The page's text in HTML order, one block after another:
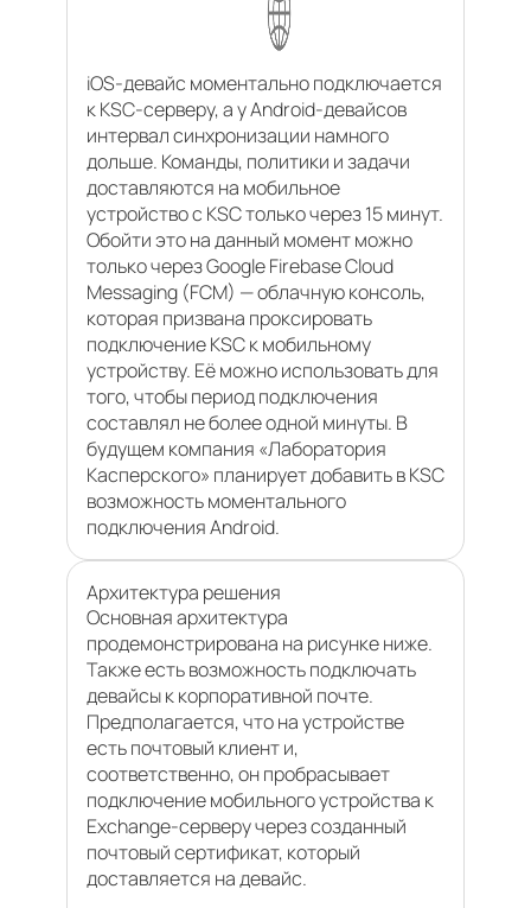
iOS-девайс моментально подключается
к KSC-серверу, а у Android-девайсов
интервал синхронизации намного
дольше. Команды, политики и задачи
доставляются на мобильное
устройство с KSC только через 15 минут.
Обойти это на данный момент можно
только через Google Firebase Cloud
Messaging (FCM) — облачную консоль,
которая призвана проксировать
подключение KSC к мобильному
устройству. Её можно использовать для
того, чтобы период подключения
составлял не более одной минуты. В
будущем компания «Лаборатория
Касперского» планирует добавить в KSC
возможность моментального
подключения Android.
Архитектура решения
Основная архитектура
продемонстрирована на рисунке ниже.
Также есть возможность подключать
девайсы к корпоративной почте.
Предполагается, что на устройстве
есть почтовый клиент и,
соответственно, он пробрасывает
подключение мобильного устройства к
Exchange-серверу через созданный
почтовый сертификат, который
доставляется на девайс.